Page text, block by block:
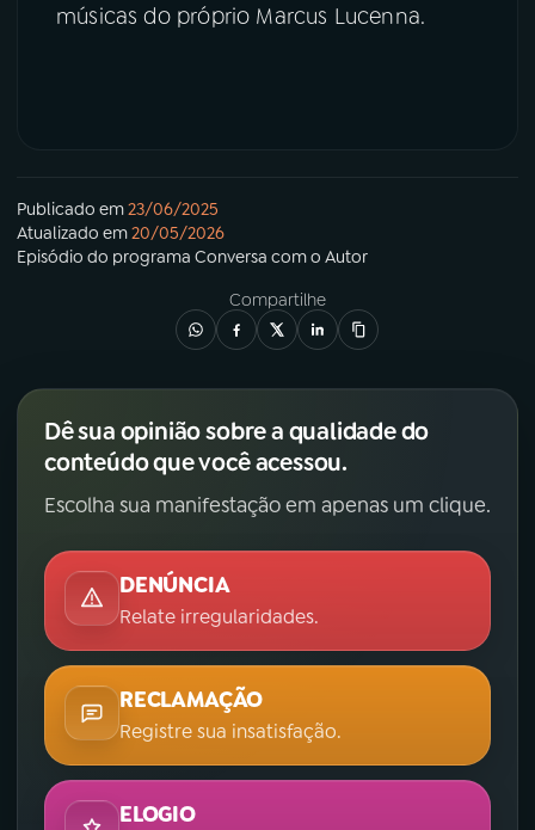
músicas do próprio Marcus Lucenna.
Publicado em23/06/2025
Atualizado em20/05/2026
Episódio do programa Conversa com o Autor
Compartilhe
Dê sua opinião sobre a qualidade do
conteúdo que você acessou.
Escolha sua manifestação em apenas um clique.
DENÚNCIA
Relate irregularidades.
RECLAMAÇÃO
Registre sua insatisfação.
ELOGIO